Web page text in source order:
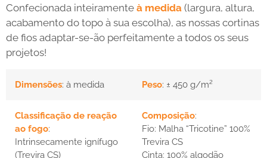
Confecionada inteiramente à medida (largura, altura,
acabamento do topo à sua escolha), as nossas cortinas
de fios adaptar-se-ão perfeitamente a todos os seus
projetos!
Dimensões: à medida Peso: ± 450 g/m²
Classificação de reação
ao fogo:
Intrinsecamente ignífugo
(Trevira CS)
Composição:
Fio: Malha “Tricotine” 100%
Trevira CS
Cinta: 100% algodão